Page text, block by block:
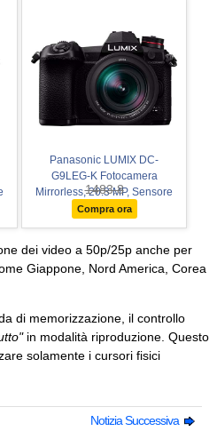
Panasonic LUMIX DC-
G9LEG-K Fotocamera
Mirrorless, 20.3 MP, Sensore
LIVE MOS MFT, Obiettivo
POWER O.I.S., Nero
1483.8
Compra ora
dei video a 50p/25p anche per
Giappone, Nord America, Corea
di memorizzazione, il controllo
in modalità riproduzione. Questo
solamente i cursori fisici
Notizia Successiva